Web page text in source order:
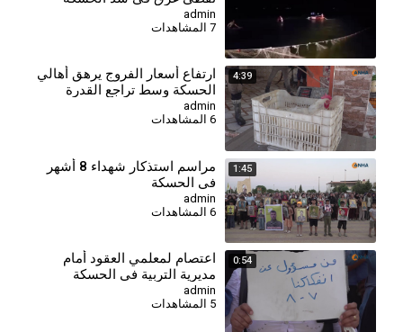
الجنوبي
admin
7 المشاهدات
4:39
⁣ارتفاع أسعار الفروج يرهق أهالي
الحسكة وسط تراجع القدرة
الشرائية
admin
6 المشاهدات
1:45
⁣مراسم استذكار شهداء 8 أشهر
في الحسكة
admin
6 المشاهدات
0:54
اعتصام لمعلمي العقود أمام
مديرية التربية في الحسكة
للمطالبة بالتثبيت وصرف
مستحقاتهم
admin
5 المشاهدات